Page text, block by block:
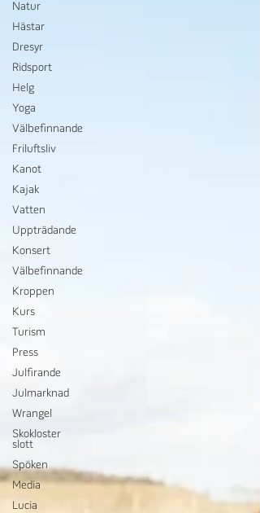
Natur
Hästar
Dresyr
Ridsport
Helg
Yoga
Välbefinnande
Friluftsliv
Kanot
Kajak
Vatten
Uppträdande
Konsert
Välbefinnande
Kroppen
Kurs
Turism
Press
Julfirande
Julmarknad
Wrangel
Skokloster
slott
Spöken
Media
Lucia